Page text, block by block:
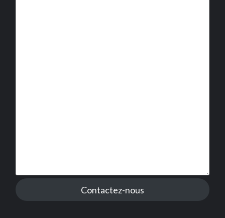
Contactez-nous